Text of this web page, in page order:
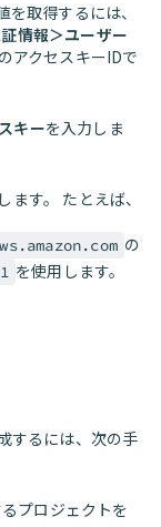
を取得するには、
情報＞ユーザー
アクセスキーIDで
キーを入力しま
ます。 たとえば、
の
を使用します。
するには、次の手
プロジェクトを